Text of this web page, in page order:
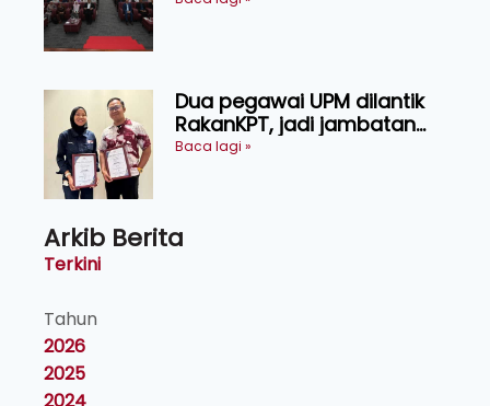
Dua pegawai UPM dilantik
RakanKPT, jadi jambatan
maklumat ke akar umbi
Baca lagi »
Arkib Berita
Terkini
Tahun
2026
2025
2024